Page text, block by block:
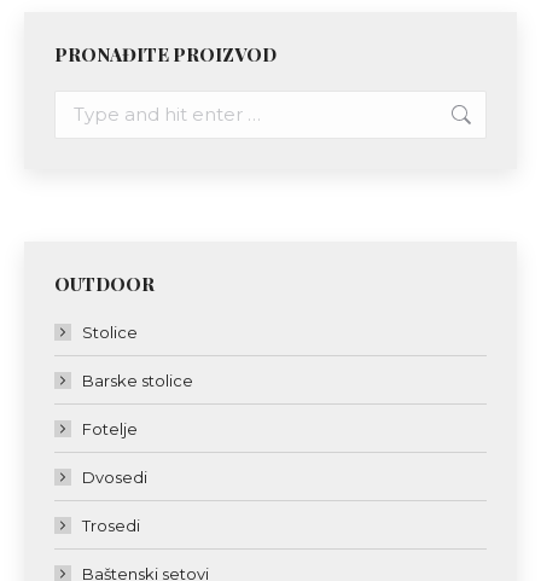
PRONAĐITE PROIZVOD
OUTDOOR
Stolice
Barske stolice
Fotelje
Dvosedi
Trosedi
Baštenski setovi